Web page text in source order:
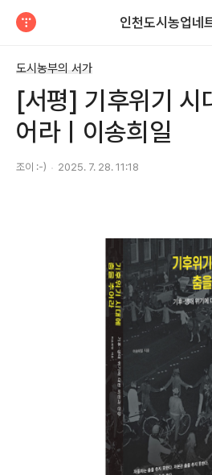
인천도시농업네
도시농부의 서가
[서평] 기후위기 시
어라ㅣ이송희일
조이 :-) 2025. 7. 28. 11:18